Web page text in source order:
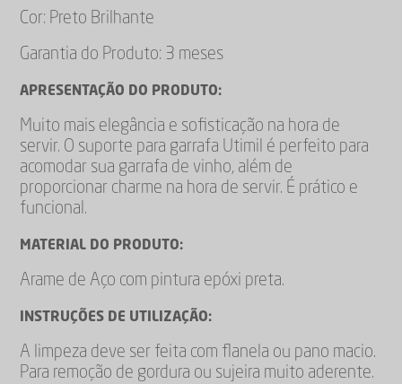
Cor: Preto Brilhante
Garantia do Produto: 3 meses
APRESENTAÇÃO DO PRODUTO:
Muito mais elegância e sofisticação na hora de
servir. O suporte para garrafa Utimil é perfeito para
acomodar sua garrafa de vinho, além de
proporcionar charme na hora de servir. É prático e
funcional.
MATERIAL DO PRODUTO:
Arame de Aço com pintura epóxi preta.
INSTRUÇÕES DE UTILIZAÇÃO:
A limpeza deve ser feita com flanela ou pano macio.
Para remoção de gordura ou sujeira muito aderente.